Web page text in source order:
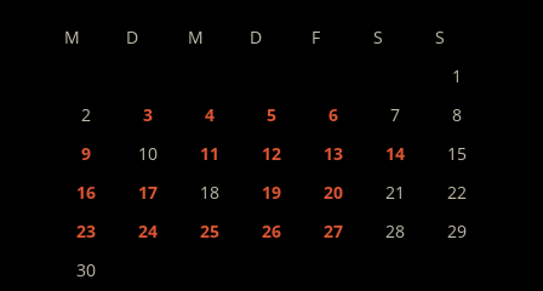
M D M D F S
S
1
2
3 4 5 6 7
8
9
10 11 12 13 14
15
16
17 18 19 20 21
22
23
24 25 26 27 28
29
30